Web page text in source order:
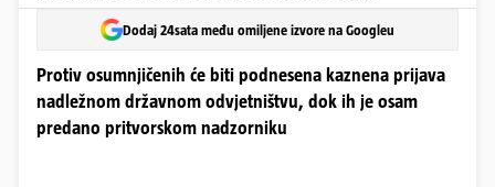
Dodaj 24sata među omiljene izvore na Googleu
Protiv osumnjičenih će biti podnesena kaznena prijava
nadležnom državnom odvjetništvu, dok ih je osam
predano pritvorskom nadzorniku